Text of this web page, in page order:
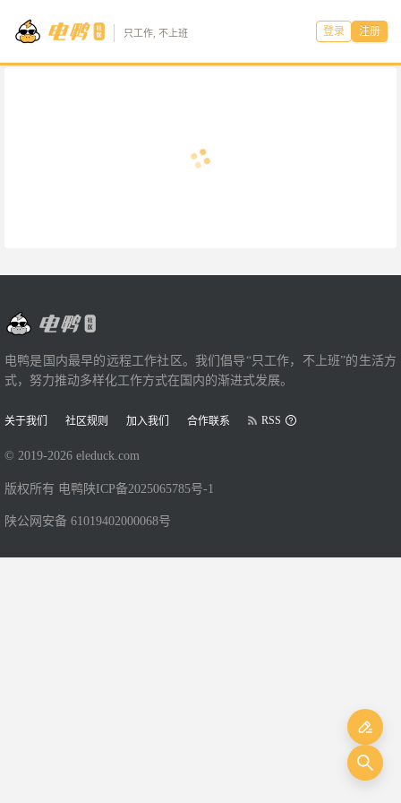
只工作, 不上班 登录 注册
电鸭是国内最早的远程工作社区。我们倡导“只工作，不上班”的生活方
式，努力推动多样化工作方式在国内的渐进式发展。
关于我们 社区规则 加入我们 合作联系 RSS
© 2019-2026 eleduck.com
版权所有 电鸭 陕ICP备2025065785号-1
陕公网安备 61019402000068号